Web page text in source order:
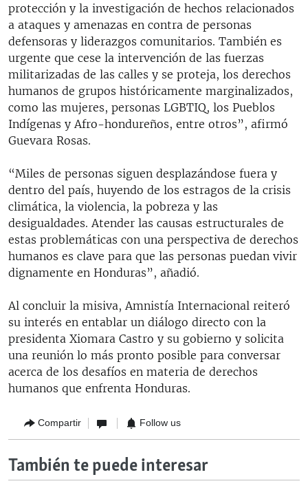
protección y la investigación de hechos relacionados
a ataques y amenazas en contra de personas
defensoras y liderazgos comunitarios. También es
urgente que cese la intervención de las fuerzas
militarizadas de las calles y se proteja, los derechos
humanos de grupos históricamente marginalizados,
como las mujeres, personas LGBTIQ, los Pueblos
Indígenas y Afro-hondureños, entre otros”, afirmó
Guevara Rosas.
“Miles de personas siguen desplazándose fuera y
dentro del país, huyendo de los estragos de la crisis
climática, la violencia, la pobreza y las
desigualdades. Atender las causas estructurales de
estas problemáticas con una perspectiva de derechos
humanos es clave para que las personas puedan vivir
dignamente en Honduras”, añadió.
Al concluir la misiva, Amnistía Internacional reiteró
su interés en entablar un diálogo directo con la
presidenta Xiomara Castro y su gobierno y solicita
una reunión lo más pronto posible para conversar
acerca de los desafíos en materia de derechos
humanos que enfrenta Honduras.
Compartir Follow us
También te puede interesar